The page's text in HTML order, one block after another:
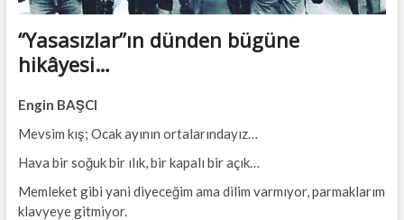
“Yasasızlar”ın dünden bügüne
hikâyesi…
Engin BAŞCI
Mevsim kış; Ocak ayının ortalarındayız…
Hava bir soğuk bir ılık, bir kapalı bir açık…
Memleket gibi yani diyeceğim ama dilim varmıyor, parmaklarım
klavyeye gitmiyor.